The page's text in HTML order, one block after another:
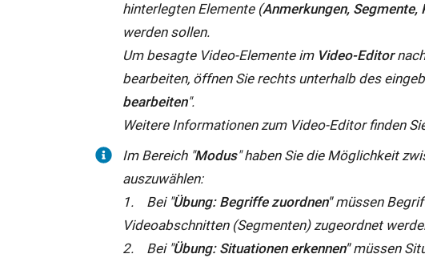
hinterlegten Elemente (Anmerkungen, Segmente,
werden sollen.
Um besagte Video-Elemente im Video-Editor
bearbeiten, öffnen Sie rechts unterhalb des
bearbeiten".
Weitere Informationen zum Video-Editor finden
Im Bereich "Modus" haben Sie die Möglichkeit
auszuwählen:
1. Bei "Übung: Begriffe zuordnen"müssen
Videoabschnitten (Segmenten) zugeordnet
2. Bei "Übung: Situationen erkennen"müssen